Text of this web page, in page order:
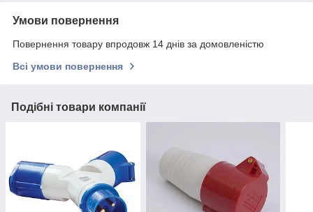
Умови повернення
Повернення товару впродовж 14 днів за домовленістю
Всі умови повернення
Подібні товари компанії